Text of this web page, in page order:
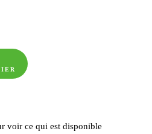
voir ce qui est disponible